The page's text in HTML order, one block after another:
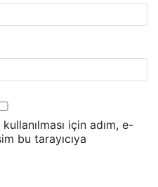
için adım, e-
bu tarayıcıya